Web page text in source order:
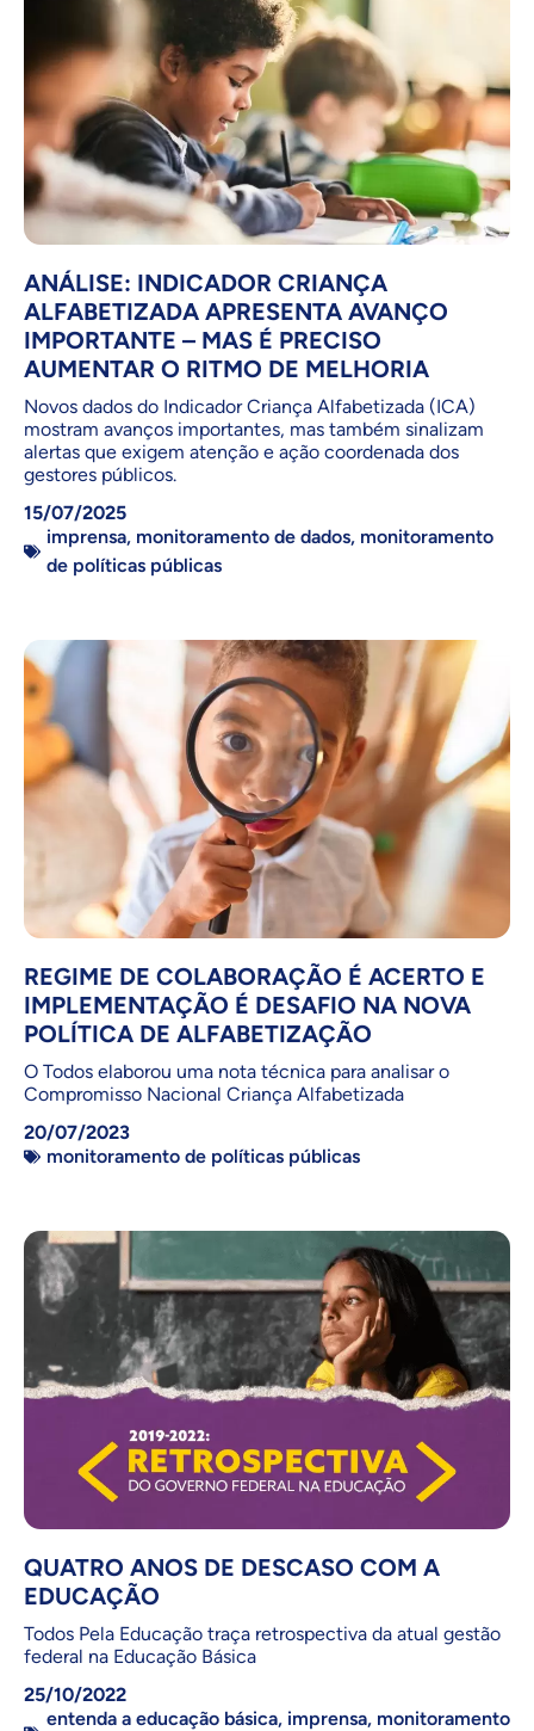
ANÁLISE: INDICADOR CRIANÇA
ALFABETIZADA APRESENTA AVANÇO
IMPORTANTE – MAS É PRECISO
AUMENTAR O RITMO DE MELHORIA
Novos dados do Indicador Criança Alfabetizada (ICA)
mostram avanços importantes, mas também sinalizam
alertas que exigem atenção e ação coordenada dos
gestores públicos.
15/07/2025
imprensa, monitoramento de dados, monitoramento
de políticas públicas
REGIME DE COLABORAÇÃO É ACERTO E
IMPLEMENTAÇÃO É DESAFIO NA NOVA
POLÍTICA DE ALFABETIZAÇÃO
O Todos elaborou uma nota técnica para analisar o
Compromisso Nacional Criança Alfabetizada
20/07/2023
monitoramento de políticas públicas
QUATRO ANOS DE DESCASO COM A
EDUCAÇÃO
Todos Pela Educação traça retrospectiva da atual gestão
federal na Educação Básica
25/10/2022
entenda a educação básica, imprensa, monitoramento